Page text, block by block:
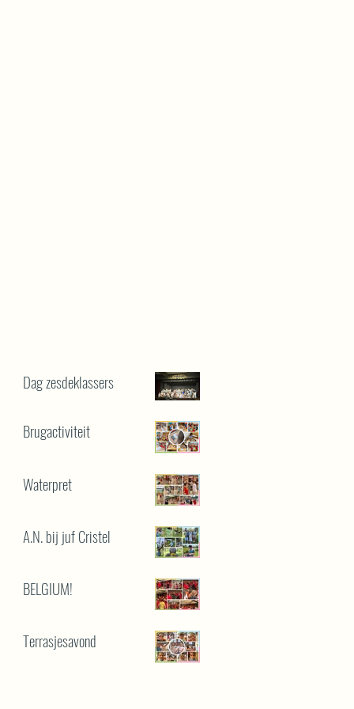
Dag zesdeklassers
Brugactiviteit
Waterpret
A.N. bij juf Cristel
BELGIUM!
Terrasjesavond